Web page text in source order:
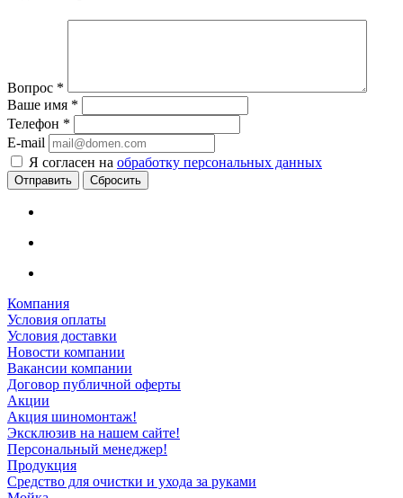
Вопрос *
Ваше имя *
Телефон *
E-mail
Я согласен на обработку персональных данных
Сбросить
Компания
Условия оплаты
Условия доставки
Новости компании
Вакансии компании
Договор публичной оферты
Акции
Акция шиномонтаж!
Эксклюзив на нашем сайте!
Персональный менеджер!
Продукция
Средство для очистки и ухода за руками